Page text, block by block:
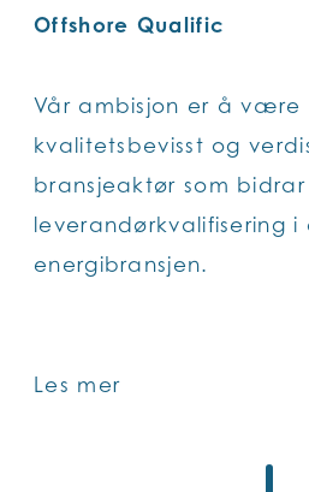
Offshore Qualific
Vår ambisjon er å være
kvalitetsbevisst og
bransjeaktør som
leverandørkvalifisering i
energibransjen.
Les mer